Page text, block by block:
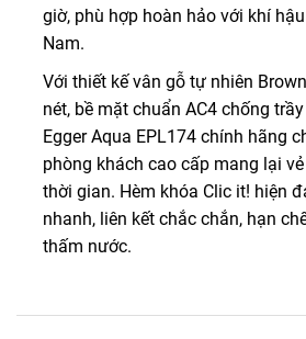
giờ, phù hợp hoàn hảo với khí
Nam.
Với thiết kế vân gỗ tự nhiên
nét, bề mặt chuẩn AC4 chống
Egger Aqua EPL174 chính hãng
phòng khách cao cấp mang lại
thời gian. Hèm khóa Clic it! hiện
nhanh, liên kết chắc chắn, hạn
thấm nước.